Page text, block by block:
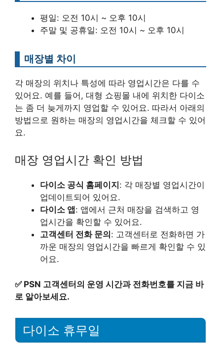
평일: 오전 10시 ~ 오후 10시
주말 및 공휴일: 오전 10시 ~ 오후 10시
매장별 차이
각 매장의 위치나 특성에 따라 영업시간은 다를 수
있어요. 예를 들어, 대형 쇼핑몰 내에 위치한 다이소
는 좀 더 늦게까지 영업할 수 있어요. 따라서 아래의
방법으로 원하는 매장의 영업시간을 체크할 수 있어
요.
매장 영업시간 확인 방법
다이소 공식 홈페이지 : 각 매장별 영업시간이
업데이트되어 있어요.
다이소 앱 : 앱에서 근처 매장을 검색하고 영
업시간을 확인할 수 있어요.
고객센터 전화 문의 : 고객센터로 전화하면 가
까운 매장의 영업시간을 빠르게 확인할 수 있
어요.
✅ PSN 고객센터의 운영 시간과 전화번호를 지금 바
로 알아보세요.
다이소 휴무일